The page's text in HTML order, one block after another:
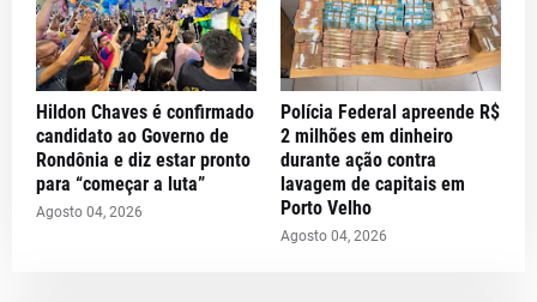
Hildon Chaves é confirmado
candidato ao Governo de
Rondônia e diz estar pronto
para “começar a luta”
Agosto 04, 2026
Polícia Federal apreende R$
2 milhões em dinheiro
durante ação contra
lavagem de capitais em
Porto Velho
Agosto 04, 2026